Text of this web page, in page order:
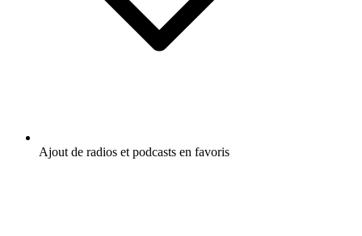
Ajout de radios et podcasts en favoris